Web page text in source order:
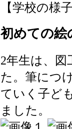
【学校の様
初めての絵
2年生は、
た。筆につ
ていく子ど
ました。